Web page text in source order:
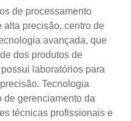
de processamento
precisão, centro de
avançada, que
dos produtos de
laboratórios para
Tecnologia
de gerenciamento da
técnicas profissionais e